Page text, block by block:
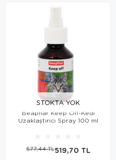
STOKTA YOK
Beaphar Keep Off-Kedi
Uzaklaştırıcı Spray 100 ml
519,70 TL
577,44 TL